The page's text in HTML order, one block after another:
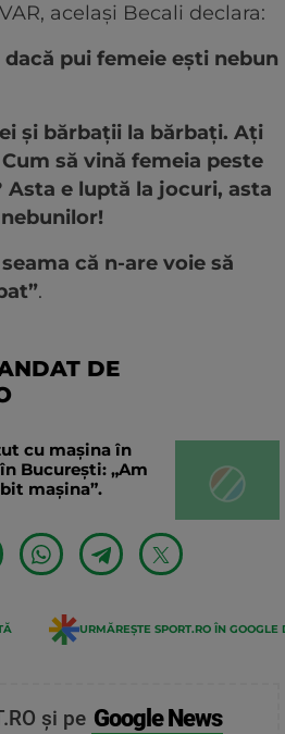
același Becali declara:
dacă pui femeie ești nebun
și bărbații la bărbați. Ați
să vină femeia peste
Asta e luptă la jocuri, asta
că n-are voie să
.
DE
cu mașina în
București: „Am
mașina”.
URMĂREȘTE SPORT.RO ÎN GOOGLE
și pe Google News